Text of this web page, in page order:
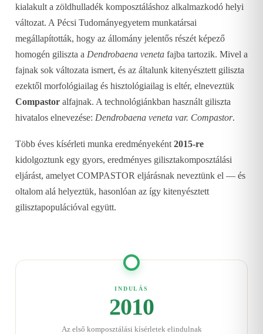
kialakult a zöldhulladék komposztáláshoz alkalmazkodó helyi
változat. A Pécsi Tudományegyetem munkatársai
megállapították, hogy az állomány jelentős részét képező
homogén giliszta a Dendrobaena veneta fajba tartozik. Mivel a
fajnak sok változata ismert, és az általunk kitenyésztett giliszta
ezektől morfológiailag és hisztológiailag is eltér, elneveztük
Compastor alfajnak. A technológiánkban használt giliszta
hivatalos elnevezése: Dendrobaena veneta var. Compastor.
Több éves kísérleti munka eredményeként 2015-re
kidolgoztunk egy gyors, eredményes gilisztakomposztálási
eljárást, amelyet COMPASTOR eljárásnak neveztünk el — és
oltalom alá helyeztük, hasonlóan az így kitenyésztett
gilisztapopulációval együtt.
INDULÁS
2010
Az első komposztálási kísérletek elindulnak